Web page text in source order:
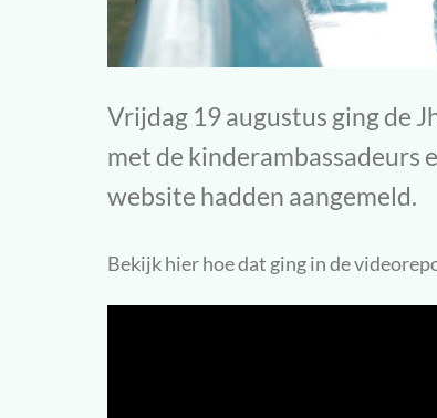
Vrijdag 19 augustus ging de
met de kinderambassadeurs
website hadden aangemeld.
Bekijk hier hoe dat ging in de